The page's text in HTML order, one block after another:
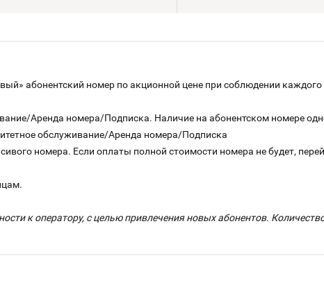
абонентский номер по акционной цене при соблюдении
Аренда номера/Подписка. Наличие на абонентском номере
обслуживание/Аренда номера/Подписка
номера. Если оплаты полной стоимости номера не будет,
к оператору, с целью привлечения новых абонентов.